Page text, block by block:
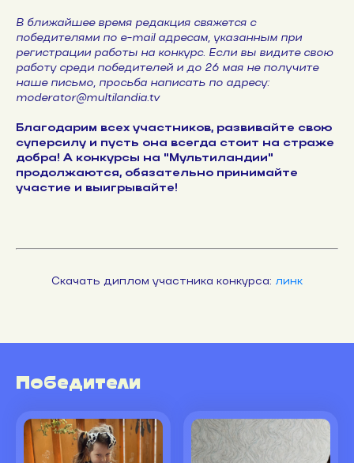
В ближайшее время редакция свяжется с
победителями по e-mail адресам, указанным при
регистрации работы на конкурс. Если вы видите свою
работу среди победителей и до 26 мая не получите
наше письмо, просьба написать по адресу:
moderator@multilandia.tv
Благодарим всех участников, развивайте свою
суперсилу и пусть она всегда стоит на страже
добра! А конкурсы на "Мультиландии"
продолжаются, обязательно принимайте
участие и выигрывайте!
Скачать диплом участника конкурса: линк
Победители